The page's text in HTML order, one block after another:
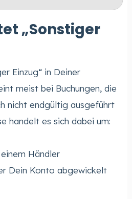
„Sonstiger
Einzug“ in Deiner
meist bei Buchungen, die
nicht endgültig ausgeführt
handelt es sich dabei um:
Händler
Dein Konto abgewickelt